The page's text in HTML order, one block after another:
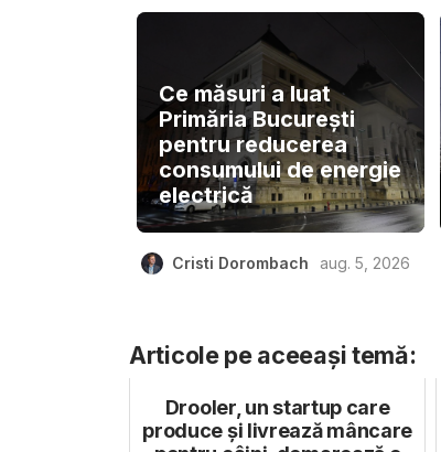
Ce măsuri a luat
Primăria București
pentru reducerea
consumului de energie
electrică
Cristi Dorombach aug. 5, 2026
Articole pe aceeași temă:
Drooler, un startup care
produce și livrează mâncare